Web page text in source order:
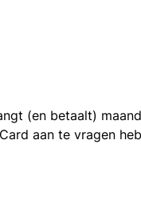
(en betaalt)
aan te vragen